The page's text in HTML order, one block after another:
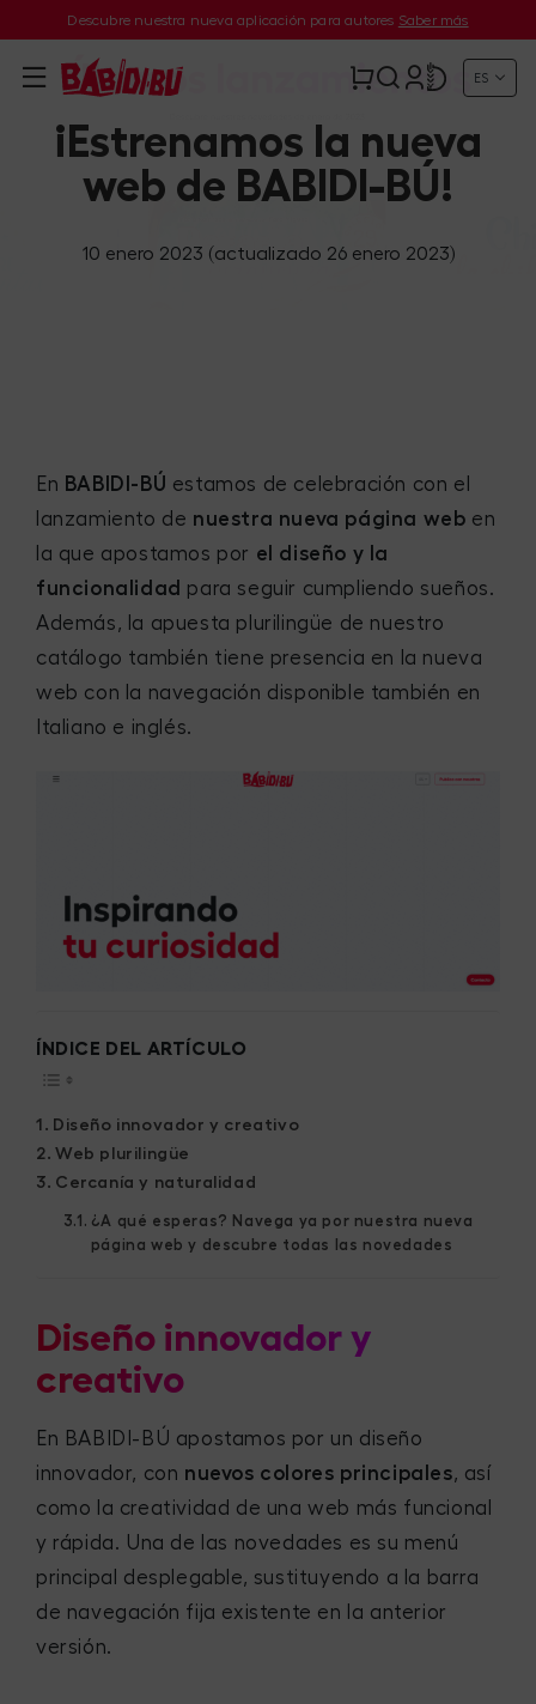
Descubre nuestra nueva aplicación para autores Saber más
ES
¡Estrenamos la nueva
web de BABIDI-BÚ!
10 enero 2023 (actualizado 26 enero 2023)
En BABIDI-BÚ estamos de celebración con el
lanzamiento de nuestra nueva página web en
la que apostamos por el diseño y la
funcionalidad para seguir cumpliendo sueños.
Además, la apuesta plurilingüe de nuestro
catálogo también tiene presencia en la nueva
web con la navegación disponible también en
Italiano e inglés.
ÍNDICE DEL ARTÍCULO
Diseño innovador y creativo
Web plurilingüe
Cercanía y naturalidad
¿A qué esperas? Navega ya por nuestra nueva
página web y descubre todas las novedades
Diseño innovador y
creativo
En BABIDI-BÚ apostamos por un diseño
innovador, con nuevos colores principales, así
como la creatividad de una web más funcional
y rápida. Una de las novedades es su menú
principal desplegable, sustituyendo a la barra
de navegación fija existente en la anterior
versión.